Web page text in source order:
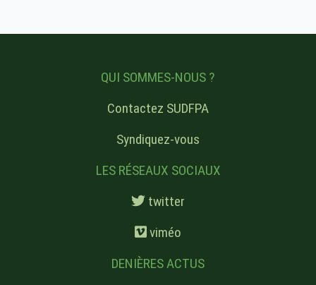
QUI SOMMES-NOUS ?
Contactez SUDFPA
Syndiquez-vous
LES RÉSEAUX SOCIAUX
twitter
viméo
DENIÈRES ACTUS